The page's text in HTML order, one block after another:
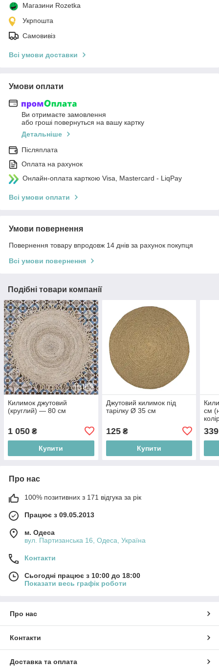
Магазини Rozetka
Укрпошта
Самовивіз
Всі умови доставки
Умови оплати
Ви отримаєте замовлення
або гроші повернуться на вашу картку
Детальніше
Післяплата
Оплата на рахунок
Онлайн-оплата карткою Visa, Mastercard - LiqPay
Всі умови оплати
Умови повернення
Повернення товару впродовж 14 днів за рахунок покупця
Всі умови повернення
Подібні товари компанії
Килимок джутовий
(круглий) — 80 см
1 050 ₴
Купити
Джутовий килимок під
тарілку Ø 35 см
125₴
Купити
см
339
Про нас
100% позитивних з 171 відгука за рік
Працює з 09.05.2013
м. Одеса
вул. Партизанська 16, Одеса, Україна
Контакти
Сьогодні працює з 10:00 до 18:00
Показати весь графік роботи
Про нас
Контакти
Доставка та оплата